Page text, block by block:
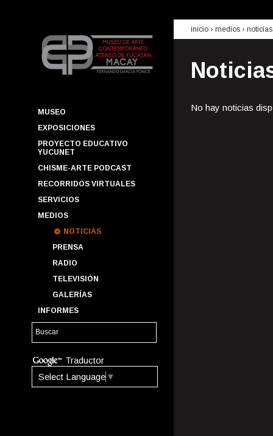
MUSEO
EXPOSICIONES
PROYECTO EDUCATIVO
YUCUNET
CHISME-ARTE PODCAST
RECORRIDOS VIRTUALES
SERVICIOS
MEDIOS
NOTICIAS
PRENSA
RADIO
TELEVISIÓN
GALERÍAS
INFORMES
Traductor
Select Language ▼
inicio › medios › noticias
No hay noticias